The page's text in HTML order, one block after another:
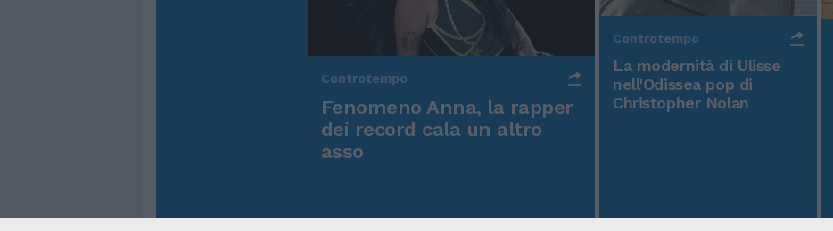
Controtempo
Fenomeno Anna, la rapper
dei record cala un altro
asso
Controtempo
La modernità di Ulisse
nell'Odissea pop di
Christopher Nolan